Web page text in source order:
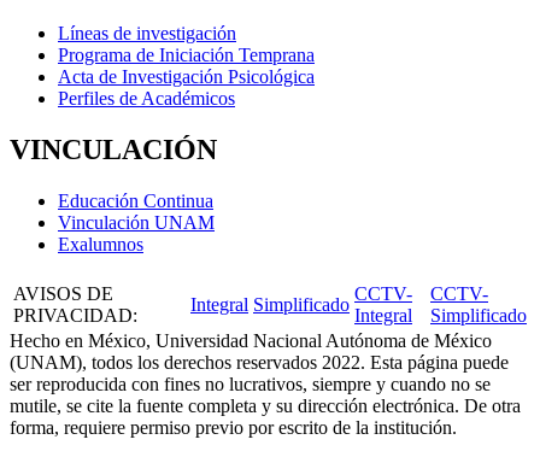
Líneas de investigación
Programa de Iniciación Temprana
Acta de Investigación Psicológica
Perfiles de Académicos
VINCULACIÓN
Educación Continua
Vinculación UNAM
Exalumnos
AVISOS DE
PRIVACIDAD:
Integral Simplificado
CCTV-
Integral
CCTV-
Simplificado
Hecho en México, Universidad Nacional Autónoma de México
(UNAM), todos los derechos reservados 2022. Esta página puede
ser reproducida con fines no lucrativos, siempre y cuando no se
mutile, se cite la fuente completa y su dirección electrónica. De otra
forma, requiere permiso previo por escrito de la institución.